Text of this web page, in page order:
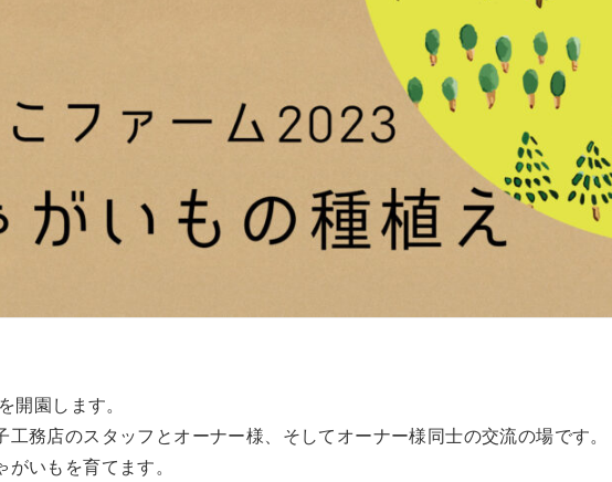
開園します。
工務店のスタッフとオーナー様、そしてオーナー様同士の交流の場です。
いもを育てます。